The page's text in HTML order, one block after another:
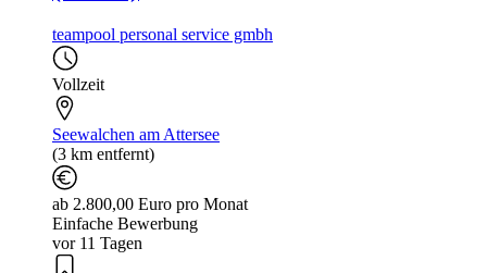
teampool personal service gmbh
Vollzeit
Seewalchen am Attersee
(3 km entfernt)
ab 2.800,00 Euro pro Monat
Einfache Bewerbung
vor 11 Tagen